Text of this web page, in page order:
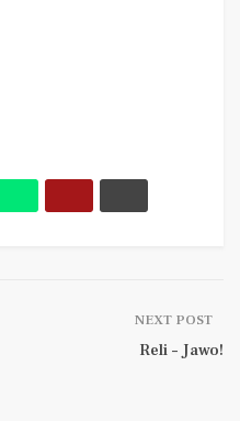
NEXT POST
Reli – Jawo!